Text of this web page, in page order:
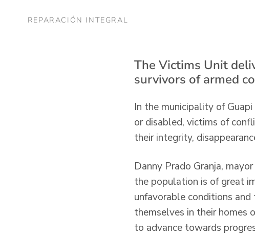
REPARACIÓN INTEGRAL
The Victims Unit
survivors of armed
In the municipality of
or disabled, victims of
their integrity,
Danny Prado Granja,
the population is of great
unfavorable conditions
themselves in their
to advance towards